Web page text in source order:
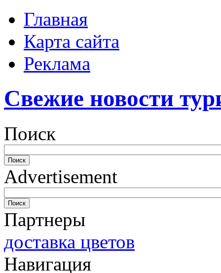
Главная
Карта сайта
Реклама
Свежие новости
Поиск
Advertisement
Партнеры
доставка цветов
Навигация